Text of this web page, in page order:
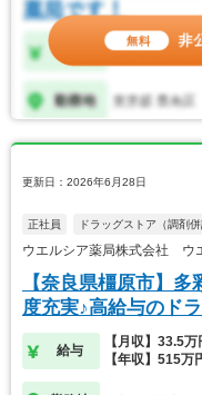
更新日：2026年6月28日
正社員 ドラッグストア（調剤併
ウエルシア薬局株式会社 ウ
【奈良県橿原市】
度充実♪高給与のド
給与
【月収】33.5万
【年収】515万